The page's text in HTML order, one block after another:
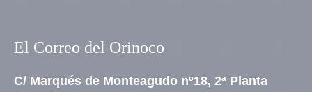
El Correo del Orinoco
C/ Marqués de Monteagudo nº18, 2ª Planta